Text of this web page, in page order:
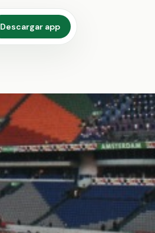
Descargar app